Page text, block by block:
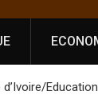
d’Ivoire/